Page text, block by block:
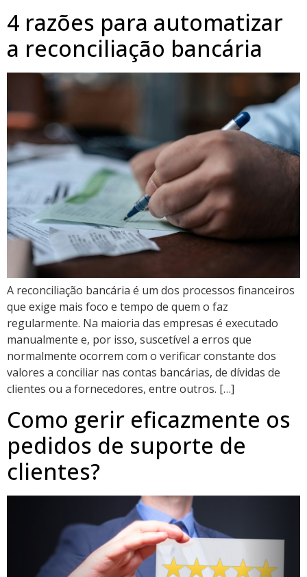
4 razões para automatizar
a reconciliação bancária
A reconciliação bancária é um dos processos financeiros
que exige mais foco e tempo de quem o faz
regularmente. Na maioria das empresas é executado
manualmente e, por isso, suscetível a erros que
normalmente ocorrem com o verificar constante dos
valores a conciliar nas contas bancárias, de dívidas de
clientes ou a fornecedores, entre outros. […]
Como gerir eficazmente os
pedidos de suporte de
clientes?